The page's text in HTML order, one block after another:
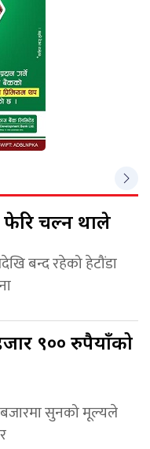
फेरि चल्न थाले
बन्द रहेको हेटौंडा
९०० रुपैयाँको
बजारमा सुनको मूल्यले